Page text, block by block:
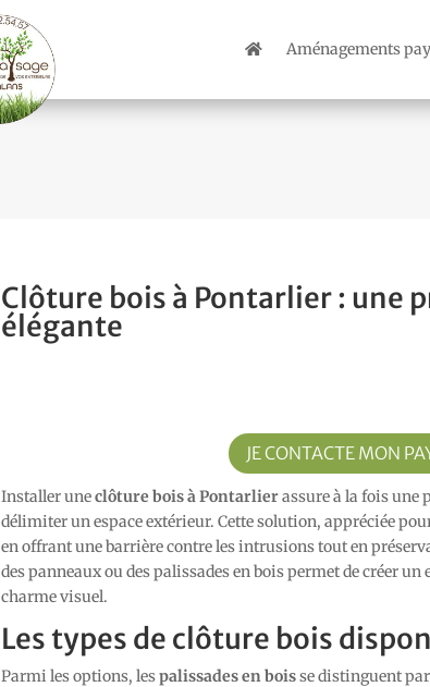
Aménagements
Clôture bois à Pontarlier : une
élégante
JE CONTACTE MON
Installer uneclôture bois à Pontarlierassure à la fois une
délimiter un espace extérieur. Cette solution, appréciée
en offrant une barrière contre les intrusions tout en
des panneaux ou des palissades en bois permet de créer
charme visuel.
Les types de clôture bois
Parmi les options, lespalissades en boisse distinguent